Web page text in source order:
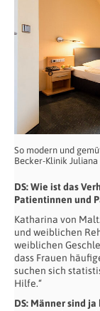
So modern und
Becker-Klinik Juliana
DS: Wie ist das
Patientinnen und
Katharina von
und weiblichen
weiblichen
dass Frauen
suchen sich
Hilfe.“
DS: Männer sind